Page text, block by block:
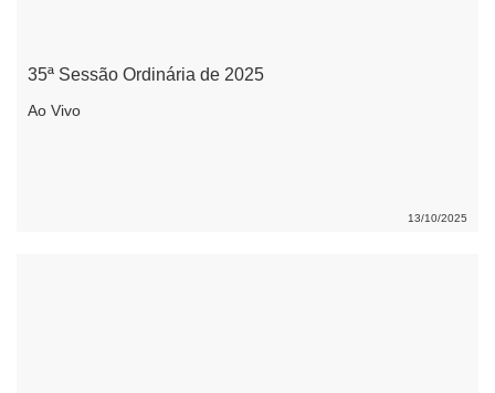
35ª Sessão Ordinária de 2025
Ao Vivo
13/10/2025